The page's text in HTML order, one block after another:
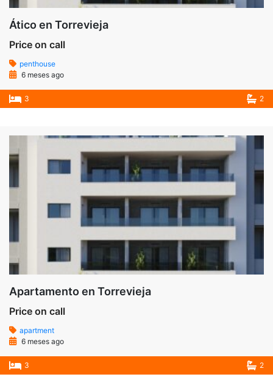
Ático en Torrevieja
Price on call
penthouse
6 meses ago
3 2
Apartamento en Torrevieja
Price on call
apartment
6 meses ago
3 2